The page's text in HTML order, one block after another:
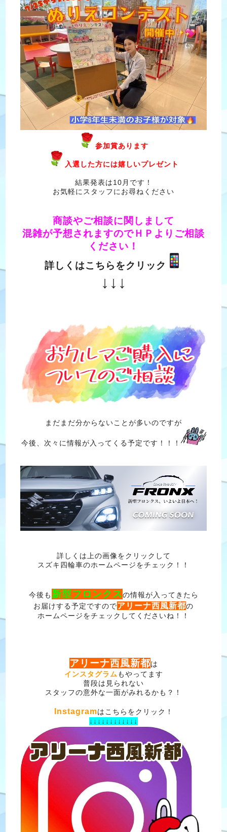
参加賞あります
入選した方には嬉しいプレゼント
結果発表は10月です！
お気軽にスタッフにお尋ねください
商談やご相談に関しまして
混雑が予想されますのでＨＰよりご相談
ください！
詳しくはこちらをクリック
↓↓↓
まだまだ分からないことが多いのですが
今後、次々に情報が入ってくる予定です！！！
詳しくは上の画像をクリックして
スズキ四輪車のホームページをチェック！！
今後も 新型フロンクスの情報が入ってきたら
お届けする予定ですのでアリーナ西風新都の
ホームページをチェックしてくださいね！！
アリーナ西風新都は
インスタグラム もやってます
普段は見られない
スタッフの意外な一面がみれるかも？！
Instagramはこちらをクリック！
↓↓↓↓↓↓↓↓↓↓↓↓